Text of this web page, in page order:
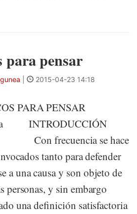
para pensar
2015-04-23 14:18
PARA PENSAR
INTRODUCCIÓN
frecuencia se hace
tanto para defender
a una causa y son objeto de
personas, y sin embargo
una definición satisfactoria